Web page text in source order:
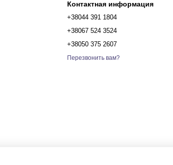
Контактная информация
+38044 391 1804
+38067 524 3524
+38050 375 2607
Перезвонить вам?